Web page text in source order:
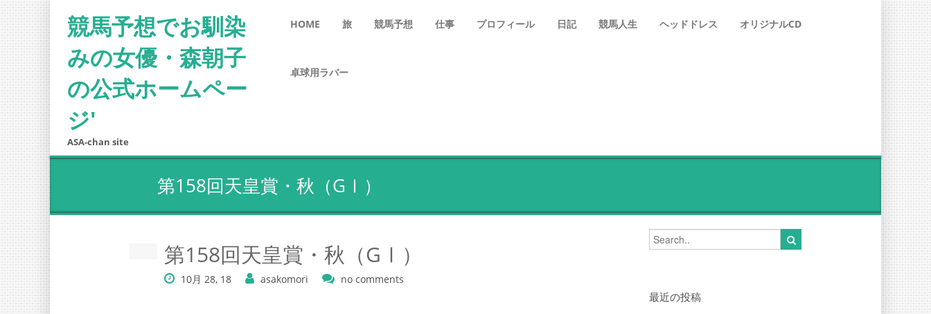
競馬予想でお馴染
みの女優・森朝子
の公式ホームペー
ジ'
ASA-chan site
HOME 旅 競馬予想 仕事 プロフィール 日記 競馬人生 ヘッドドレス オリジナルCD
卓球用ラバー
第158回天皇賞・秋（GⅠ）
第158回天皇賞・秋（GⅠ）
10月 28, 18 asakomori no comments
最近の投稿